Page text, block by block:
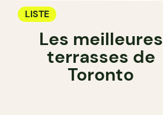
LISTE
Les meilleures
terrasses de
Toronto